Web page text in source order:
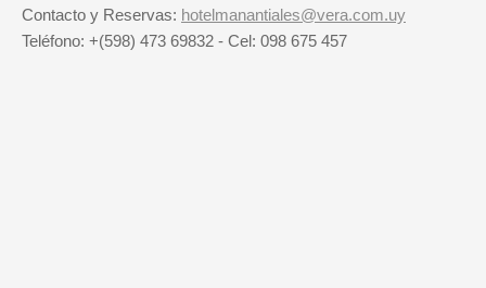
Contacto y Reservas: hotelmanantiales@vera.com.uy
Teléfono: +(598) 473 69832 - Cel: 098 675 457